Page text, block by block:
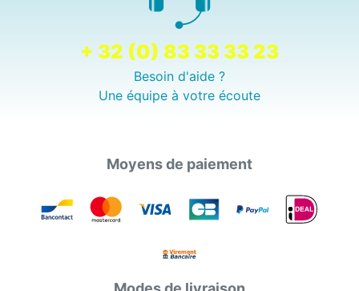
+ 32 (0) 83 33 33 23
Besoin d'aide ?
Une équipe à votre écoute
Moyens de paiement